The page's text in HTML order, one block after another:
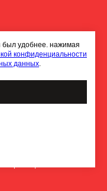
был удобнее. нажимая
конфиденциальности
данных.
НДС 5%.